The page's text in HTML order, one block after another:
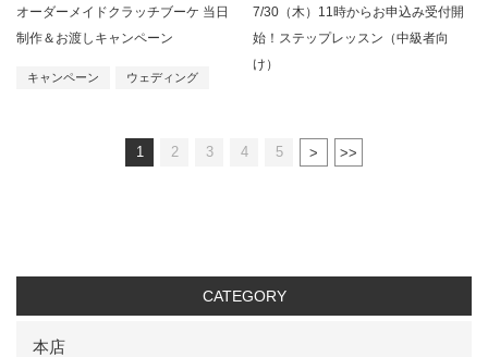
オーダーメイドクラッチブーケ 当日
制作＆お渡しキャンペーン
キャンペーン ウェディング
7/30（木）11時からお申込み受付開
始！ステップレッスン（中級者向
け）
1 2 3 4 5
CATEGORY
本店